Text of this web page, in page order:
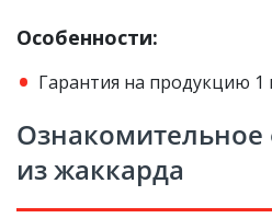
Особенности:
Гарантия на продукцию 1
Ознакомительное
из жаккарда